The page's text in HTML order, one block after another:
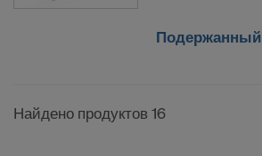
Подержанный
Найдено продуктов 16